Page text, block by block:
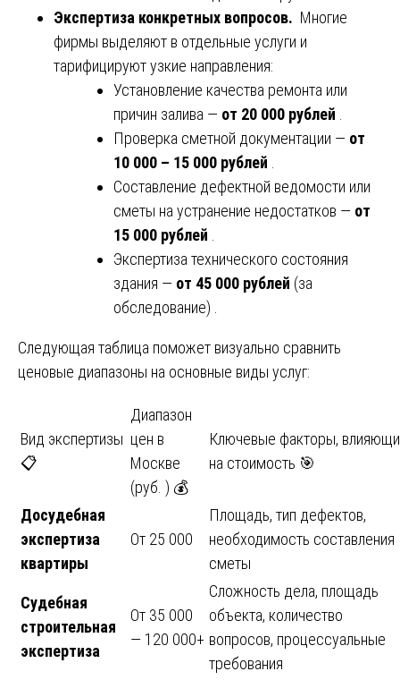
Экспертиза конкретных вопросов. Многие
фирмы выделяют в отдельные услуги и
тарифицируют узкие направления:
Установление качества ремонта или
причин залива — от 20 000 рублей
Проверка сметной документации — от
10 000 – 15 000 рублей
Составление дефектной ведомости или
сметы на устранение недостатков — от
15 000 рублей
Экспертиза технического состояния
здания — от 45 000 рублей (за
обследование) .
Следующая таблица поможет визуально сравнить
ценовые диапазоны на основные виды услуг:
Вид экспертизы
📋
Диапазон
цен в
Москве
(руб. ) 💰
Ключевые факторы,
на стоимость 🎯
Досудебная
экспертиза
квартиры
От 25 000
Площадь, тип дефектов,
необходимость составления
сметы
Судебная
строительная
экспертиза
От 35 000
— 120 000+
Сложность дела, площадь
объекта, количество
вопросов, процессуальные
требования